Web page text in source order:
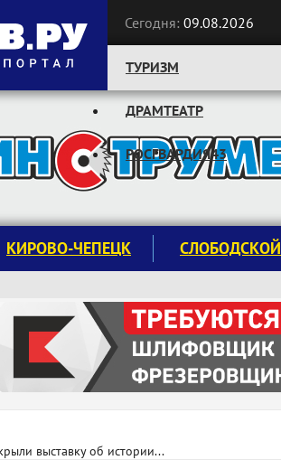
Сегодня: 09.08.2026
ТУРИЗМ
ДРАМТЕАТР
РОСГВАРДИЯ43
КИРОВО-ЧЕПЕЦК СЛОБОДСКОЙ
выставку об истории...